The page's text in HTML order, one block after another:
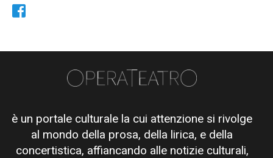
è un portale culturale la cui attenzione si rivolge
al mondo della prosa, della lirica, e della
concertistica, affiancando alle notizie culturali,